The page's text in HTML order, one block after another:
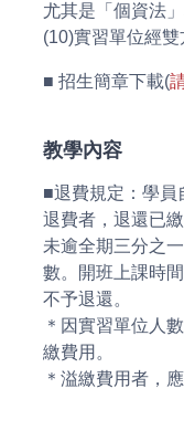
尤其是「個資法
(10)實習單位經雙
■ 招生簡章下載(
教學內容
■退費規定：學員
退費者，退還已
未逾全期三分之
數。開班上課時
不予退還。
＊因實習單位人
繳費用。
＊溢繳費用者，